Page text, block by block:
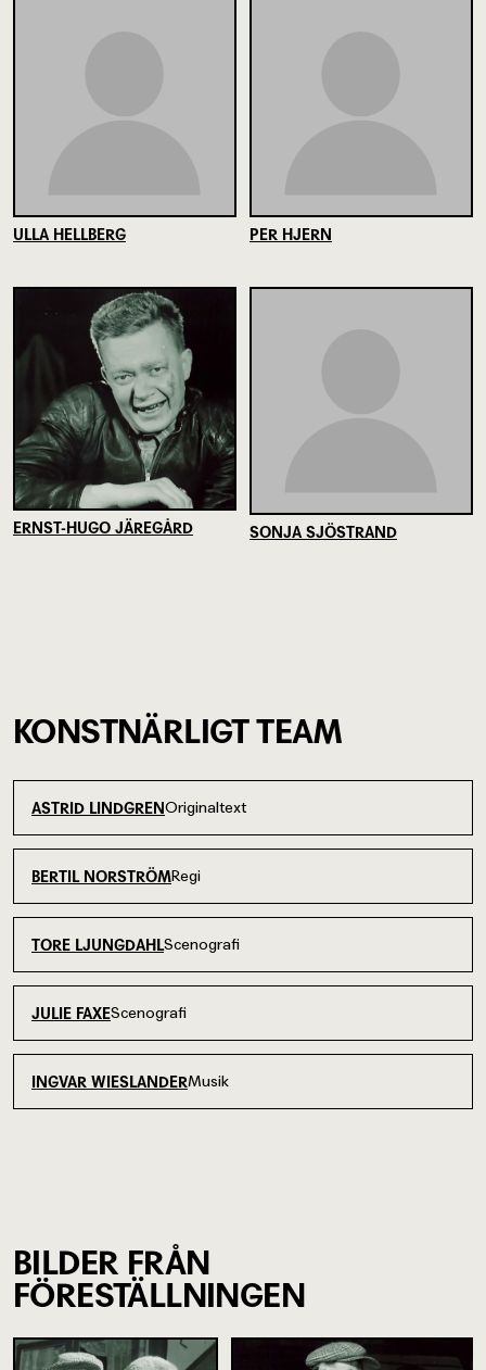
ULLA HELLBERG PER HJERN
ERNST-HUGO JÄREGÅRD SONJA SJÖSTRAND
KONSTNÄRLIGT TEAM
ASTRID LINDGRENOriginaltext
BERTIL NORSTRÖMRegi
TORE LJUNGDAHLScenografi
JULIE FAXEScenografi
INGVAR WIESLANDERMusik
BILDER FRÅN
FÖRESTÄLLNINGEN